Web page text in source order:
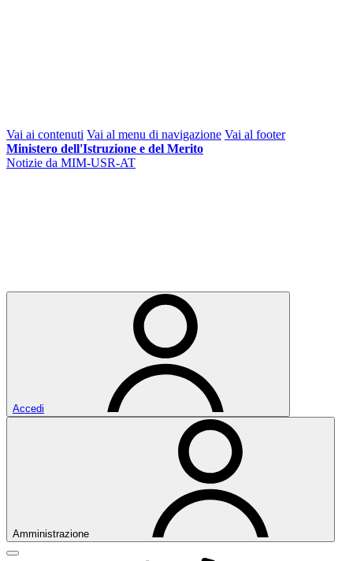
Vai ai contenuti Vai al menu di navigazione Vai al footer
Ministero dell'Istruzione e del Merito
Notizie da MIM-USR-AT
Accedi
Amministrazione